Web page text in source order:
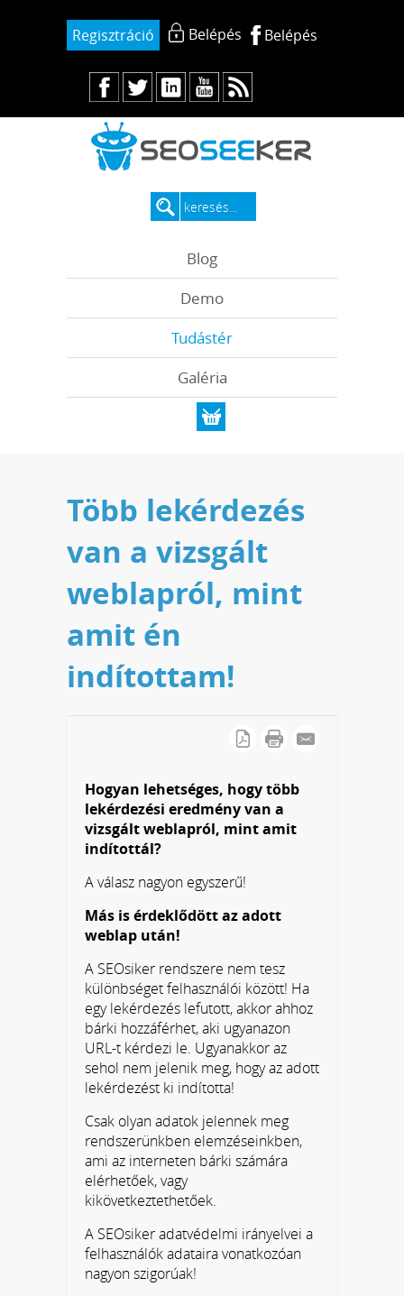
Regisztráció Belépés Belépés
Blog
Demo
Tudástér
Galéria
Több lekérdezés
van a vizsgált
weblapról, mint
amit én
indítottam!
Hogyan lehetséges, hogy több
lekérdezési eredmény van a
vizsgált weblapról, mint amit
indítottál?
A válasz nagyon egyszerű!
Más is érdeklődött az adott
weblap után!
A SEOsiker rendszere nem tesz
különbséget felhasználói között! Ha
egy lekérdezés lefutott, akkor ahhoz
bárki hozzáférhet, aki ugyanazon
URL-t kérdezi le. Ugyanakkor az
sehol nem jelenik meg, hogy az adott
lekérdezést ki indította!
Csak olyan adatok jelennek meg
rendszerünkben elemzéseinkben,
ami az interneten bárki számára
elérhetőek, vagy
kikövetkeztethetőek.
A SEOsiker adatvédelmi irányelvei a
felhasználók adataira vonatkozóan
nagyon szigorúak!